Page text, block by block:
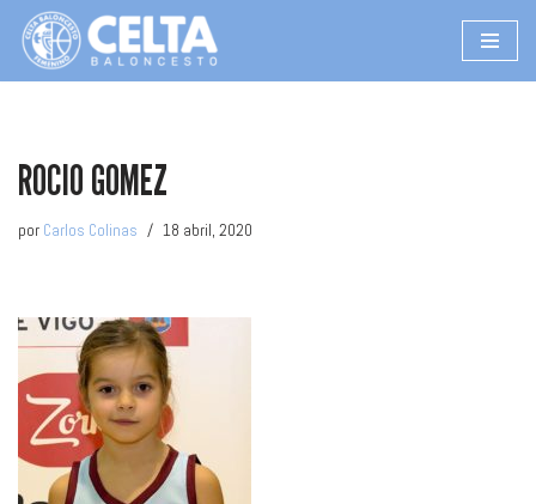
Saltar
ROCIO GOMEZ
por Carlos Colinas 18 abril, 2020